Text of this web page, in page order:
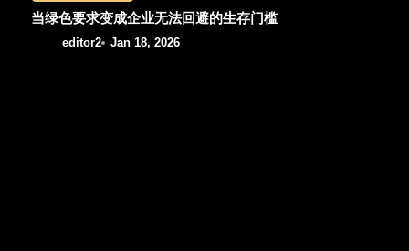
当绿色要求变成企业无法回避的生存门槛
editor2 Jan 18, 2026